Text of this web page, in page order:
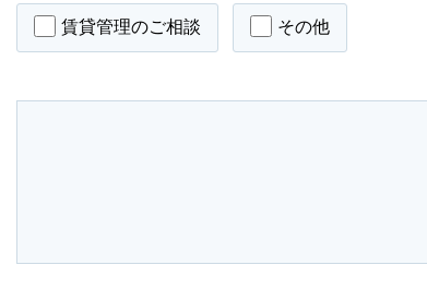
賃貸管理のご相談 その他